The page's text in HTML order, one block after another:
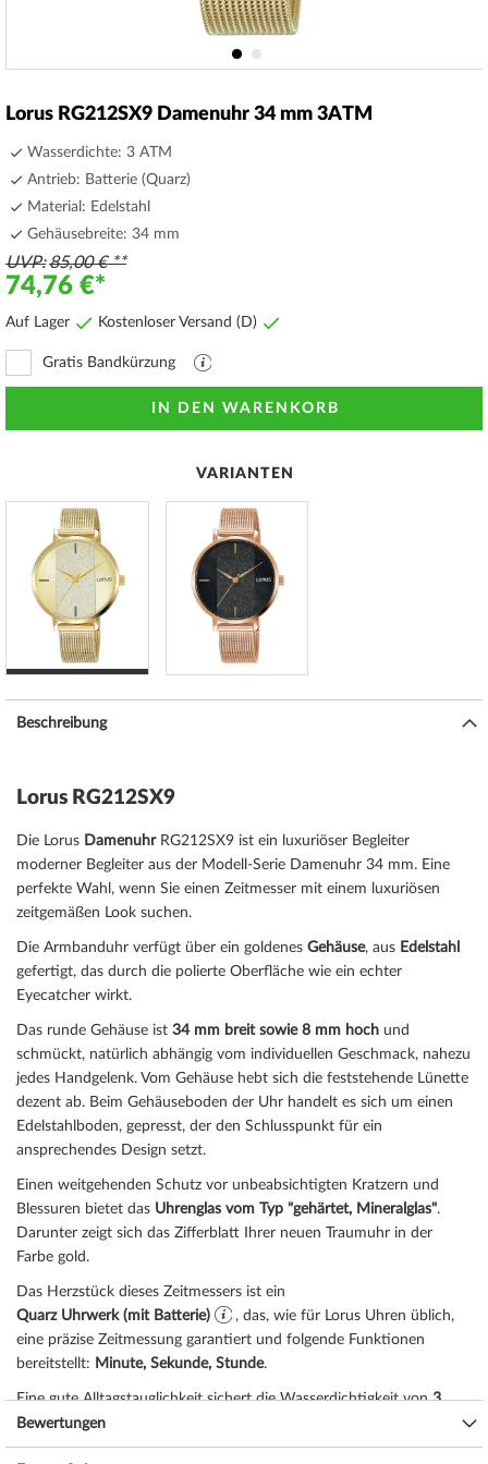
der
Bildergalerie
Lorus RG212SX9 Damenuhr 34 mm 3ATM
Wasserdichte: 3 ATM
Antrieb: Batterie (Quarz)
Material: Edelstahl
Gehäusebreite: 34 mm
UVP 85,00 €
74,76 €
Auf Lager Kostenloser Versand (D)
Gratis BandkürzungPDF
Datei
mit
Erläuterungen
IN DEN WARENKORB
VARIANTEN
Beschreibung
Lorus RG212SX9
Die Lorus DamenuhrRG212SX9 ist ein luxuriöser Begleiter
moderner Begleiter aus der Modell-Serie Damenuhr 34 mm. Eine
perfekte Wahl, wenn Sie einen Zeitmesser mit einem luxuriösen
zeitgemäßen Look suchen.
Die Armbanduhr verfügt über ein goldenes Gehäuse, aus Edelstahl
gefertigt, das durch die polierte Oberfläche wie ein echter
Eyecatcher wirkt.
Das runde Gehäuse ist 34 mm breit sowie 8 mm hoch und
schmückt, natürlich abhängig vom individuellen Geschmack, nahezu
jedes Handgelenk. Vom Gehäuse hebt sich die feststehende Lünette
dezent ab. Beim Gehäuseboden der Uhr handelt es sich um einen
Edelstahlboden, gepresst, der den Schlusspunkt für ein
ansprechendes Design setzt.
Einen weitgehenden Schutz vor unbeabsichtigten Kratzern und
Blessuren bietet das Uhrenglas vom Typ "gehärtet, Mineralglas".
Darunter zeigt sich das Zifferblatt Ihrer neuen Traumuhr in der
Farbe gold.
Das Herzstück dieses Zeitmessers ist ein
Quarz Uhrwerk (mit Batterie)
, das, wie für Lorus Uhren üblich,
eine präzise Zeitmessung garantiert und folgende Funktionen
bereitstellt: Minute, Sekunde, Stunde.
Eine gute Alltagstauglichkeit sichert die Wasserdichtigkeit von3
ATM (Prüfdruck)
können:
Bewertungen